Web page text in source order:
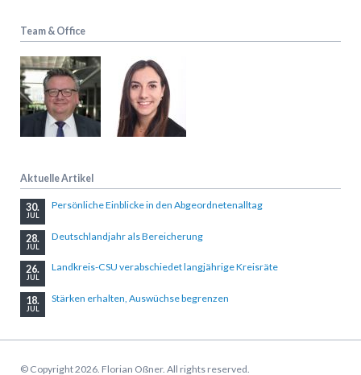
Team & Office
Aktuelle Artikel
30.
JUL
Persönliche Einblicke in den Abgeordnetenalltag
28.
JUL
Deutschlandjahr als Bereicherung
26.
JUL
Landkreis-CSU verabschiedet langjährige Kreisräte
18.
JUL
Stärken erhalten, Auswüchse begrenzen
© Copyright 2026. Florian Oßner. All rights reserved.